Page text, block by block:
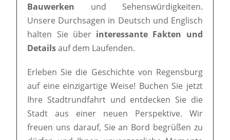
Bauwerken und Sehenswürdigkeiten.
Unsere Durchsagen in Deutsch und Englisch
halten Sie über interessante Fakten und
Detailsauf dem Laufenden.
Erleben Sie die Geschichte von Regensburg
auf eine einzigartige Weise! Buchen Sie jetzt
Ihre Stadtrundfahrt und entdecken Sie die
Stadt aus einer neuen Perspektive. Wir
freuen uns darauf, Sie an Bord begrüßen zu